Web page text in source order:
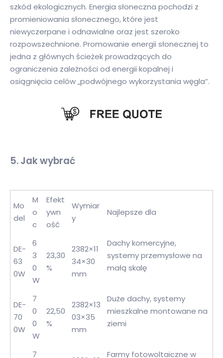
szkód ekologicznych. Energia słoneczna pochodzi z
promieniowania słonecznego, które jest
niewyczerpane i odnawialne oraz jest szeroko
rozpowszechnione. Promowanie energii słonecznej to
jedna z głównych ścieżek prowadzących do
ograniczenia zależności od energii kopalnej i
osiągnięcia celów „podwójnego wykorzystania węgla”.
5.Jak wybrać
Mo
del
M
o
c
Efekt
ywn
ość
Wymiar
y
Najlepsze dla
DE-
63
0W
6
3
0
W
23,30
%
2382×11
34×30
mm
Dachy komercyjne,
systemy przemysłowe na
małą skalę
DE-
70
0W
7
0
0
W
22,50
%
2382×13
03×35
mm
Duże dachy, systemy
mieszkalne montowane na
ziemi
7 Farmy fotowoltaiczne w